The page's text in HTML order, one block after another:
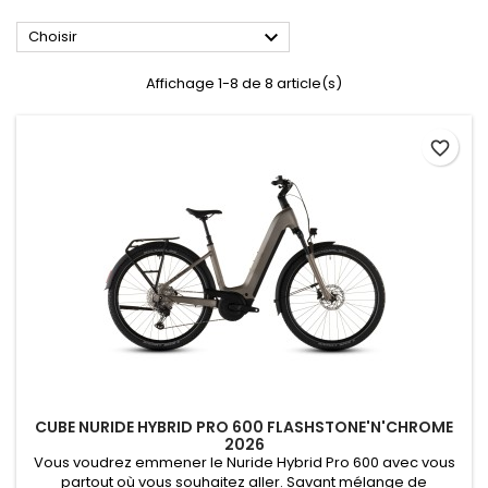
Choisir 
Affichage 1-8 de 8 article(s)
CUBE NURIDE HYBRID PRO 600 FLASHSTONE'N'CHROME
2026
Vous voudrez emmener le Nuride Hybrid Pro 600 avec vous
partout où vous souhaitez aller. Savant mélange de
favorite_border